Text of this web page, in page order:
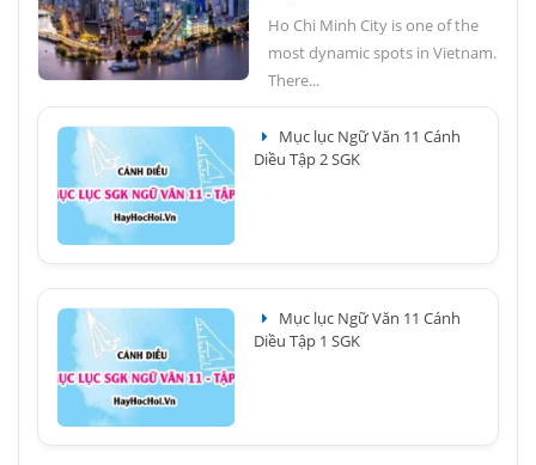
Ho Chi Minh City is one of the
most dynamic spots in Vietnam.
There...
Mục lục Ngữ Văn 11 Cánh
Diều Tập 2 SGK
Mục lục Ngữ Văn 11 Cánh
Diều Tập 1 SGK